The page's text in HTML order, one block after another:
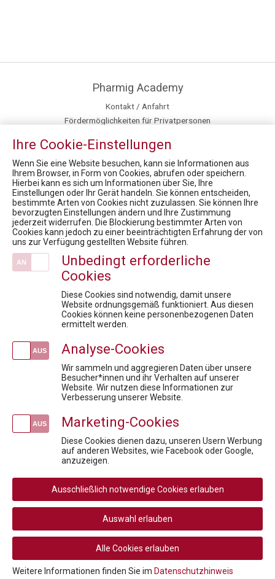
Pharmig Academy
Kontakt / Anfahrt
Fördermöglichkeiten für Privatpersonen
Inhouse Training
Team
News
HEALTH CARE SYMPOSIUM 2022; Data drives healthcare - Wie die Digitalisierung und Datennutzung die Gesundheitsversorgung verbessern
Health Care Symposium 2019 - Pharma & Health 4.0: We drive digital
Market Access for you - Insider Know-how & Best Practice Modul 1
Fit für die Prüfung - Pharmareferent:innen Vorbereitungskurs
Newsletteranmeldung
Media
Rechtliche
Navigation
AGB
AGB Privatperson
Rücktritt / Widerruf
Datenschutz
Disclaimer
Impressum
Cookie-Einstellungen
Ihre Cookie-Einstellungen
Wenn Sie eine Website besuchen, kann sie Informationen aus
Ihrem Browser, in Form von Cookies, abrufen oder speichern.
Hierbei kann es sich um Informationen über Sie, Ihre
Einstellungen oder Ihr Gerät handeln. Sie können entscheiden,
bestimmte Arten von Cookies nicht zuzulassen. Sie können Ihre
bevorzugten Einstellungen ändern und Ihre Zustimmung
jederzeit widerrufen. Die Blockierung bestimmter Arten von
Cookies kann jedoch zu einer beeinträchtigten Erfahrung der von
uns zur Verfügung gestellten Website führen.
Unbedingt erforderliche
Cookies
Diese Cookies sind notwendig, damit unsere
Website ordnungsgemäß funktioniert. Aus diesen
Cookies können keine personenbezogenen Daten
ermittelt werden.
Analyse-Cookies
Wir sammeln und aggregieren Daten über unsere
Besucher*innen und ihr Verhalten auf unserer
Website. Wir nutzen diese Informationen zur
Verbesserung unserer Website.
Marketing-Cookies
Diese Cookies dienen dazu, unseren Usern Werbung
auf anderen Websites, wie Facebook oder Google,
anzuzeigen.
Ausschließlich notwendige Cookies erlauben
Auswahl erlauben
Alle Cookies erlauben
Weitere Informationen finden Sie im Datenschutzhinweis